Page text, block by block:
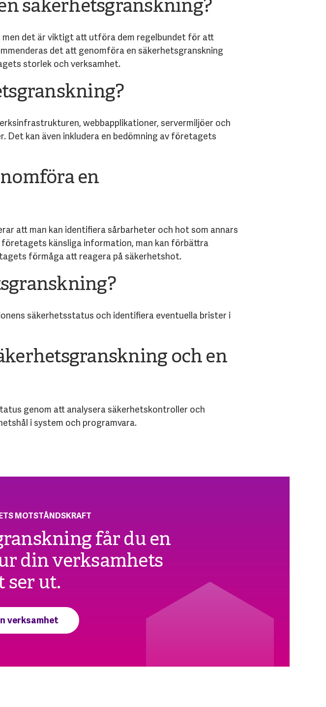
säkerhetsgranskning?
det är viktigt att utföra dem regelbundet för att
det att genomföra en säkerhetsgranskning
storlek och verksamhet.
webbapplikationer, servermiljöer och
kan även inkludera en bedömning av företagets
en
att man kan identifiera sårbarheter och hot som annars
känsliga information, man kan förbättra
förmåga att reagera på säkerhetshot.
säkerhetsstatus och identifiera eventuella brister i
och en
genom att analysera säkerhetskontroller och
i system och programvara.
MOTSTÅNDSKRAFT
får du en
din verksamhets
ser ut.
verksamhet